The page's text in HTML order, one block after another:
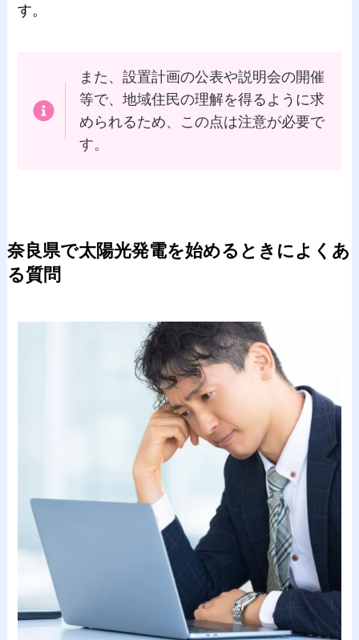
す。
また、設置計画の公表や説明会の開催
等で、地域住民の理解を得るように求
められるため、この点は注意が必要で
す。
奈良県で太陽光発電を始めるときによくあ
る質問